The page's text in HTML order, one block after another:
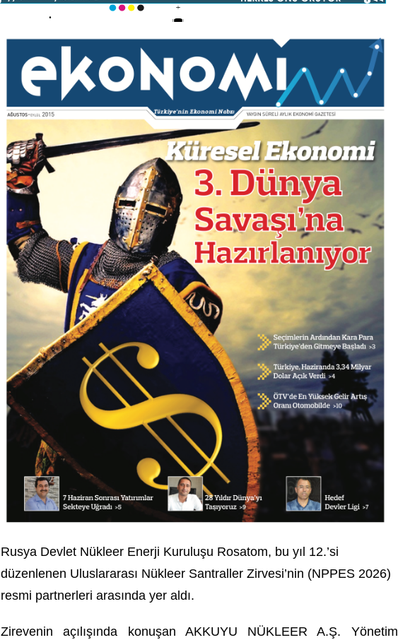
Rusya Devlet Nükleer Enerji Kuruluşu Rosatom, bu yıl 12.’si
düzenlenen Uluslararası Nükleer Santraller Zirvesi’nin (NPPES 2026)
resmi partnerleri arasında yer aldı.
Zirevenin açılışında konuşan AKKUYU NÜKLEER A.Ş. Yönetim